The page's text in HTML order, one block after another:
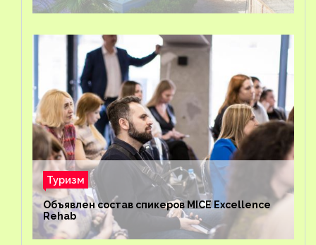
Туризм
Объявлен состав спикеров MICE Excellence
Rehab